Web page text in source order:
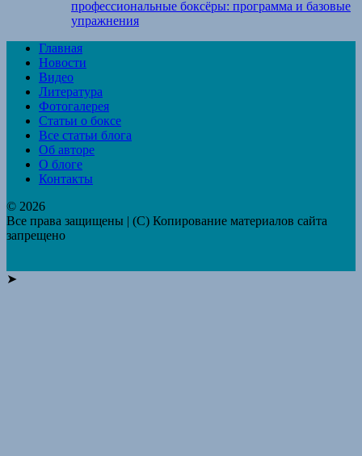
профессиональные боксёры: программа и базовые
упражнения
Главная
Новости
Видео
Литература
Фотогалерея
Статьи о боксе
Все статьи блога
Об авторе
О блоге
Контакты
© 2026
Все права защищены | (C) Копирование материалов сайта
запрещено
➤